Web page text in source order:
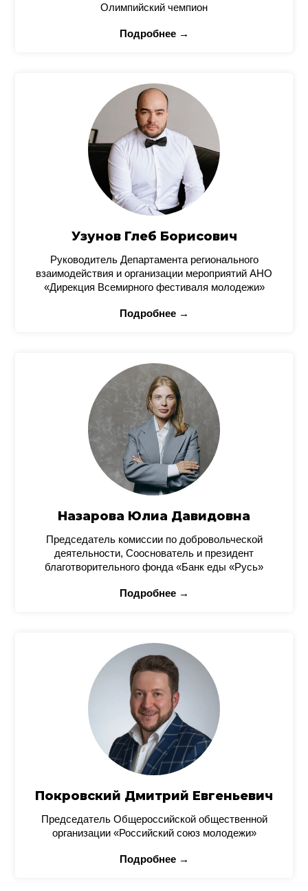
Олимпийский чемпион
Подробнее →
Узунов Глеб Борисович
Руководитель Департамента регионального
взаимодействия и организации мероприятий АНО
«Дирекция Всемирного фестиваля молодежи»
Подробнее →
Назарова Юлиа Давидовна
Председатель комиссии по добровольческой
деятельности, Сооснователь и президент
благотворительного фонда «Банк еды «Русь»
Подробнее →
Покровский Дмитрий Евгеньевич
Председатель Общероссийской общественной
организации «Российский союз молодежи»
Подробнее →